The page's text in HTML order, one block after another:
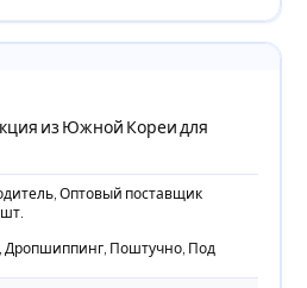
из Южной Кореи для
Оптовый поставщик
шт.
Дропшиппинг, Поштучно, Под